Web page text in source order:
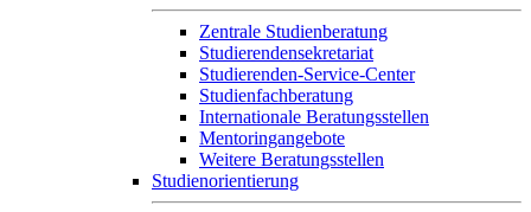
Zentrale Studienberatung
Studierendensekretariat
Studierenden-Service-Center
Studienfachberatung
Internationale Beratungsstellen
Mentoringangebote
Weitere Beratungsstellen
Studienorientierung